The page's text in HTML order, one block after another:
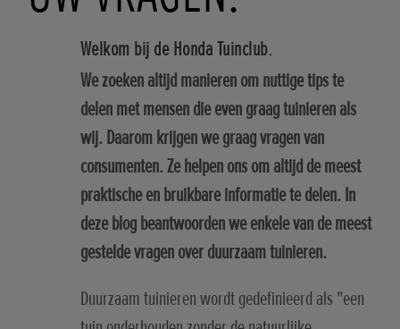
Welkom bij de Honda Tuinclub.
We zoeken altijd manieren om nuttige tips te
delen met mensen die even graag tuinieren als
wij. Daarom krijgen we graag vragen van
consumenten. Ze helpen ons om altijd de meest
praktische en bruikbare informatie te delen. In
deze blog beantwoorden we enkele van de meest
gestelde vragen over duurzaam tuinieren.
Duurzaam tuinieren wordt gedefinieerd als "een